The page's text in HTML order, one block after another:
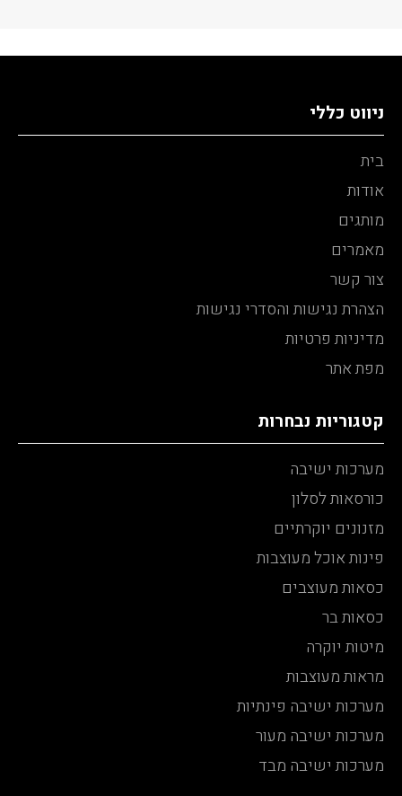
ניווט כללי
בית
אודות
מותגים
מאמרים
צור קשר
הצהרת נגישות והסדרי נגישות
מדיניות פרטיות
מפת אתר
קטגוריות נבחרות
מערכות ישיבה
כורסאות לסלון
מזנונים יוקרתיים
פינות אוכל מעוצבות
כסאות מעוצבים
כסאות בר
מיטות יוקרה
מראות מעוצבות
מערכות ישיבה פינתיות
מערכות ישיבה מעור
מערכות ישיבה מבד